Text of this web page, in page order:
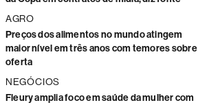
AGRO
Preços dos alimentos no mundo atingem
maior nível em três anos com temores sobre
oferta
NEGÓCIOS
Fleury amplia foco em saúde da mulher com